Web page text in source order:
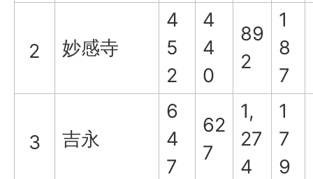
2 妙感寺
4
5
2
4
4
0
89
2
1
8
7
3 吉永
6
4
7
62
7
1,
27
4
1
7
9